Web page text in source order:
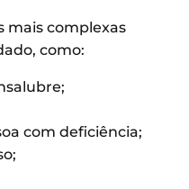
mais complexas
como:
com deficiência;